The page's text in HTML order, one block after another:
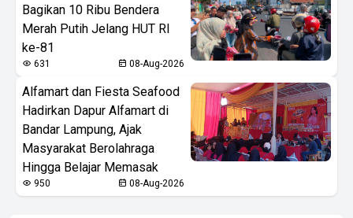
Bagikan 10 Ribu Bendera
Merah Putih Jelang HUT RI
ke-81
631 08-Aug-2026
Alfamart dan Fiesta Seafood
Hadirkan Dapur Alfamart di
Bandar Lampung, Ajak
Masyarakat Berolahraga
Hingga Belajar Memasak
950 08-Aug-2026